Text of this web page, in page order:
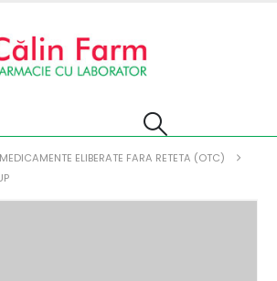
MEDICAMENTE ELIBERATE FARA RETETA (OTC)